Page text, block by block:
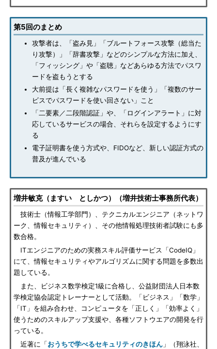
第5回のまとめ
攻撃者は、「盗み見」「ブルートフォース攻撃（総当た
り攻撃）」「辞書攻撃」などのシンプルな方法に加え、
「フィッシング」や「盗聴」などあらゆる方法でパスワ
ードを盗もうとする
大前提は「長く複雑なパスワードを使う」「複数のサー
ビスでパスワードを使い回さない」こと
「二要素／二段階認証」や、「ログインアラート」に対
応しているサービスの場合、それらを設定するようにす
る
電子証明書を使う方式や、FIDOなど、新しい認証方式の
普及が進んでいる
増井敏克（ますい としかつ）（増井技術士事務所代表）
技術士（情報工学部門）、テクニカルエンジニア（ネットワ
ーク、情報セキュリティ）、その他情報処理技術者試験にも多
数合格。
ITエンジニアのための実務スキル評価サービス「CodeIQ」
にて、情報セキュリティやアルゴリズムに関する問題を多数出
題している。
また、ビジネス数学検定1級に合格し、公益財団法人日本数
学検定協会認定トレーナーとして活動。「ビジネス」「数学」
「IT」を組み合わせ、コンピュータを「正しく」「効率よく」
使うためのスキルアップ支援や、各種ソフトウエアの開発を行
っている。
近著に「おうちで学べるセキュリティのきほん 」（翔泳社、